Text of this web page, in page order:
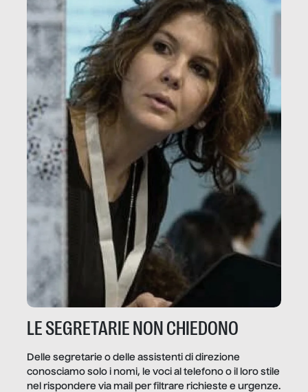
LE SEGRETARIE NON CHIEDONO
Delle segretarie o delle assistenti di direzione
conosciamo solo i nomi, le voci al telefono o il loro stile
nel rispondere via mail per filtrare richieste e urgenze.